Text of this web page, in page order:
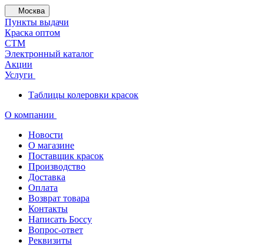
Москва
Пункты выдачи
Краска оптом
СТМ
Электронный каталог
Акции
Услуги
Таблицы колеровки красок
О компании
Новости
О магазине
Поставщик красок
Производство
Доставка
Оплата
Возврат товара
Контакты
Написать Боссу
Вопрос-ответ
Реквизиты